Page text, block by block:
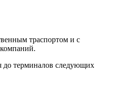
траспортом и с
до терминалов следующих